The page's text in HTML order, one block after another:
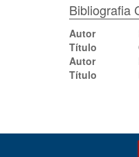
Bibliografia
Autor
Título
Autor
Título